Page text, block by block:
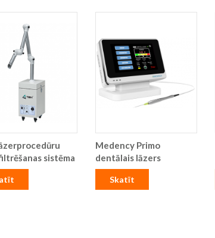
sistēma
Medency Primo
dentālais lāzers
Skatīt